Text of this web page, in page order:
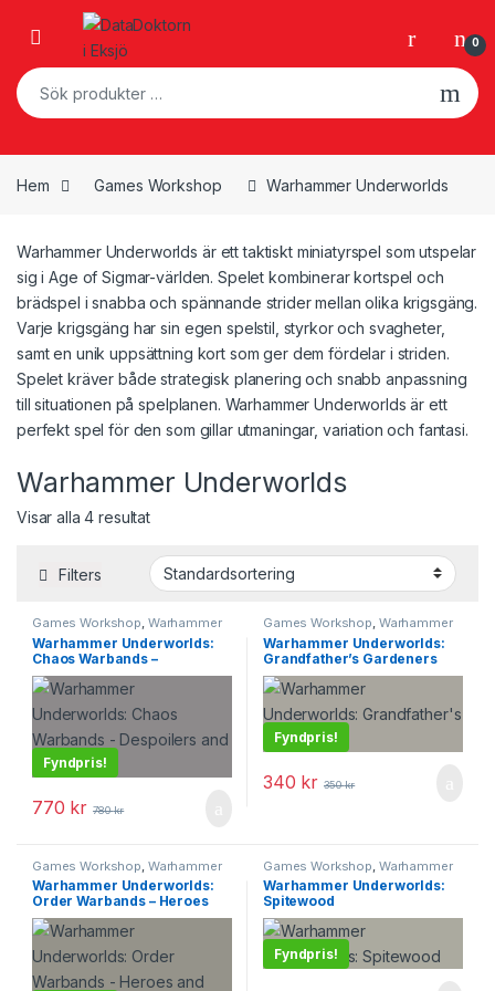
Skip to navigation
Skip to content
Open 0
Sök efter:
Hem Games Workshop Warhammer Underworlds
Warhammer Underworlds är ett taktiskt miniatyrspel som utspelar
sig i Age of Sigmar-världen. Spelet kombinerar kortspel och
brädspel i snabba och spännande strider mellan olika krigsgäng.
Varje krigsgäng har sin egen spelstil, styrkor och svagheter,
samt en unik uppsättning kort som ger dem fördelar i striden.
Spelet kräver både strategisk planering och snabb anpassning
till situationen på spelplanen. Warhammer Underworlds är ett
perfekt spel för den som gillar utmaningar, variation och fantasi.
Warhammer Underworlds
Visar alla 4 resultat
Filters
Games Workshop, Warhammer
Underworlds
Warhammer Underworlds:
Chaos Warbands –
Despoilers and Daemons
Fyndpris!
770 kr 780kr
Games Workshop, Warhammer
Underworlds
Warhammer Underworlds:
Grandfather’s Gardeners
Fyndpris!
340 kr 350kr
Games Workshop Warhammer
Underworlds
Warhammer Underworlds:
Order Warbands – Heroes
and Hunters
Games Workshop Warhammer
Underworlds
Warhammer Underworlds:
Spitewood
Fyndpris!